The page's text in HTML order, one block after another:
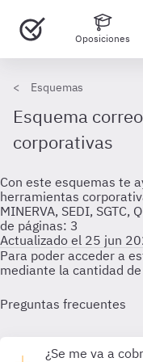
Oposiciones
Esquemas
Esquema
corporativas
Con este esquemas te
herramientas
MINERVA, SEDI, SGTC,
de páginas: 3
Actualizado el 25 jun
Para poder acceder a
mediante la cantidad
Preguntas frecuentes
¿Se me va a